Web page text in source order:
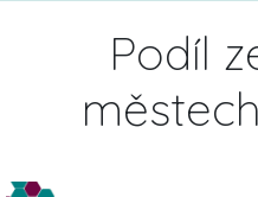
Podíl